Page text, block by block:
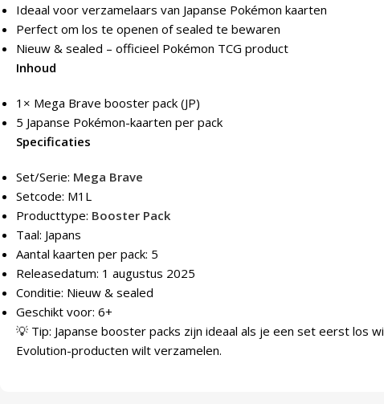
Ideaal voor verzamelaars van Japanse Pokémon kaarten
Perfect om los te openen of sealed te bewaren
Nieuw & sealed – officieel Pokémon TCG product
Inhoud
1× Mega Brave booster pack (JP)
5 Japanse Pokémon-kaarten per pack
Specificaties
Set/Serie: Mega Brave
Setcode: M1L
Producttype: Booster Pack
Taal: Japans
Aantal kaarten per pack: 5
Releasedatum: 1 augustus 2025
Conditie: Nieuw & sealed
Geschikt voor: 6+
💡 Tip: Japanse booster packs zijn ideaal als je een set eerst los
Evolution-producten wilt verzamelen.